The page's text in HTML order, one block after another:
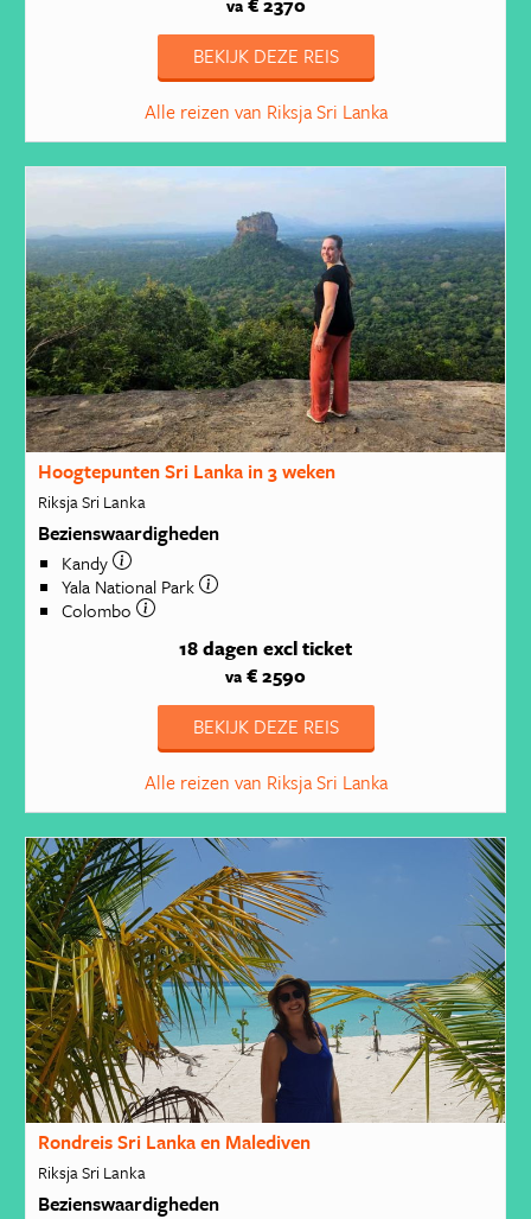
va
BEKIJK DEZE REIS
Alle reizen van Riksja Sri Lanka
Hoogtepunten Sri Lanka in 3 weken
Riksja Sri Lanka
Bezienswaardigheden
Kandy
Yala National Park
Colombo
18 dagen excl ticket
va € 2590
BEKIJK DEZE REIS
Alle reizen van Riksja Sri Lanka
Rondreis Sri Lanka en Malediven
Riksja Sri Lanka
Bezienswaardigheden